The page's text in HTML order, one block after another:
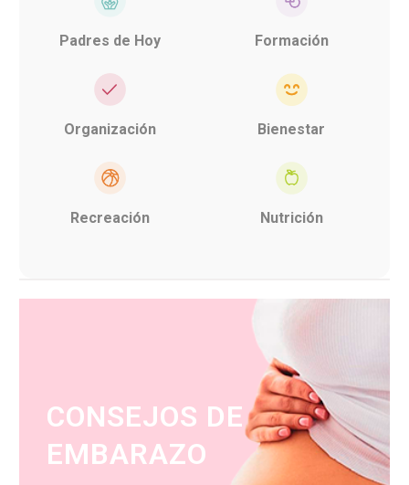
Padres de Hoy Formación
Organización Bienestar
Recreación Nutrición
CONSEJOS DE
EMBARAZO